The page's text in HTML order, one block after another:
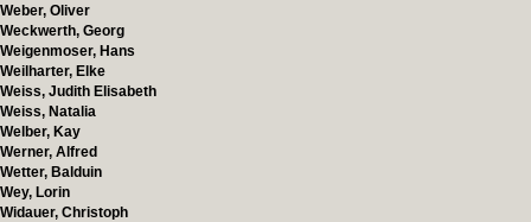
Weber, Oliver
Weckwerth, Georg
Weigenmoser, Hans
Weilharter, Elke
Weiss, Judith Elisabeth
Weiss, Natalia
Welber, Kay
Werner, Alfred
Wetter, Balduin
Wey, Lorin
Widauer, Christoph